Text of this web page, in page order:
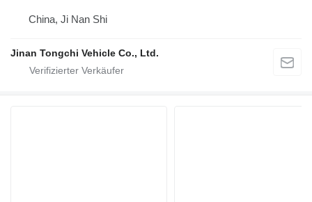
China, Ji Nan Shi
Jinan Tongchi Vehicle Co., Ltd.